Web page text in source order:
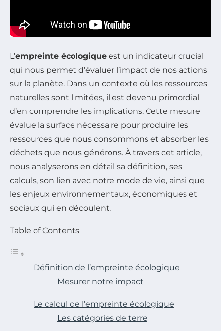
L’empreinte écologique est un indicateur crucial
qui nous permet d’évaluer l’impact de nos actions
sur la planète. Dans un contexte où les ressources
naturelles sont limitées, il est devenu primordial
d’en comprendre les implications. Cette mesure
évalue la surface nécessaire pour produire les
ressources que nous consommons et absorber les
déchets que nous générons. À travers cet article,
nous analyserons en détail sa définition, ses
calculs, son lien avec notre mode de vie, ainsi que
les enjeux environnementaux, économiques et
sociaux qui en découlent.
Table of Contents
Définition de l’empreinte écologique
Mesurer notre impact
Le calcul de l’empreinte écologique
Les catégories de terre